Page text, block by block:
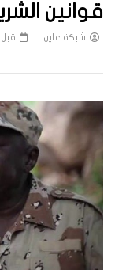
قوانين
شبكة عاين قبل 7